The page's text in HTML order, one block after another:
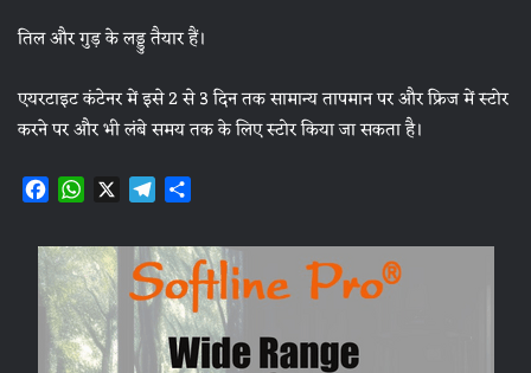
तिल और गुड़ के लड्डु तैयार हैं।
एयरटाइट कंटेनर में इसे 2 से 3 दिन तक सामान्य तापमान पर और फ्रिज में स्टोर
करने पर और भी लंबे समय तक के लिए स्टोर किया जा सकता है।
F
c
e
b
o
o
W
a
t
s
A
p
X T
l
e
g
r
a
a
r
e